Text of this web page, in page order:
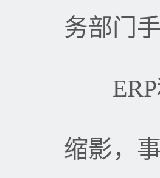
务部门
ERP
缩影，